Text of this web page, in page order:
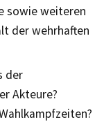
sowie weiteren
der wehrhaften
der
Akteure?